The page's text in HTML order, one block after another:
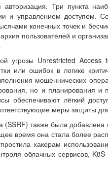
Три пункта
и управлением доступом.
конечных точек и
пользователей и
угрозы Unrestricted
или ошибок в логике
мошеннических
но и планирования и
обеспечивают лёгкий
меры защиты
также была добавлена
время она стала более
хакерам
облачных сервисов,